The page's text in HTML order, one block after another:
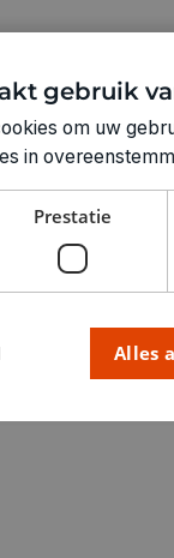
gebruik
om uw
in
Prestatie
Alles